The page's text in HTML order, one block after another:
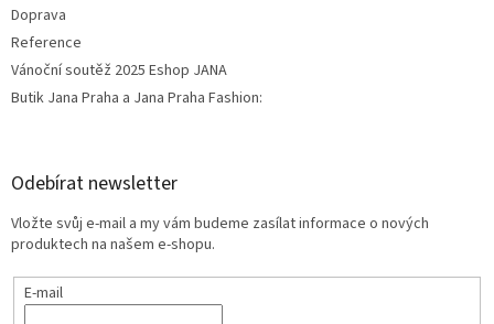
Doprava
Reference
Vánoční soutěž 2025 Eshop JANA
Butik Jana Praha a Jana Praha Fashion:
Odebírat newsletter
Vložte svůj e-mail a my vám budeme zasílat informace o nových
produktech na našem e-shopu.
E-mail